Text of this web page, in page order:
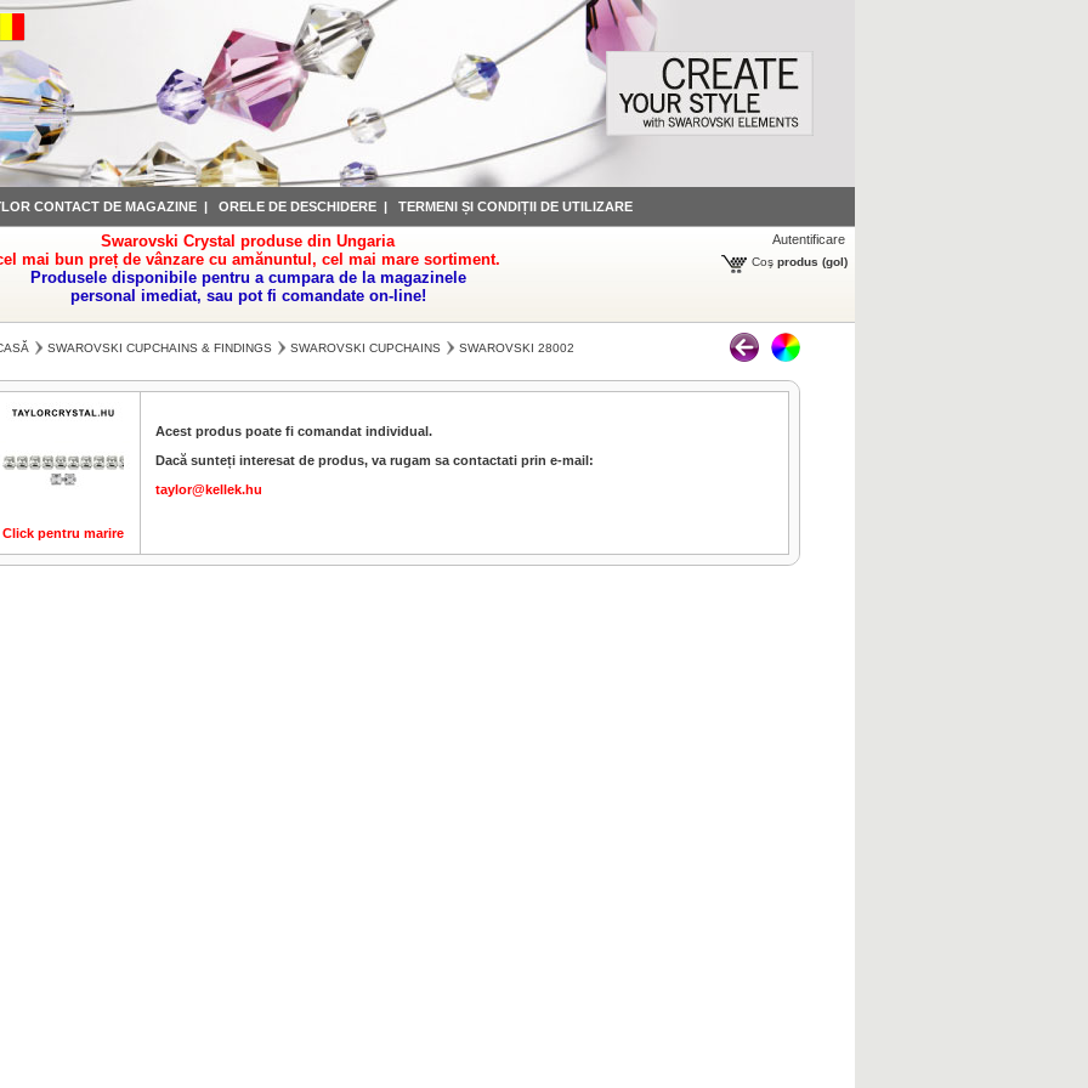
CONTACT DE MAGAZINE | ORELE DE DESCHIDERE | TERMENI ȘI CONDIȚII DE UTILIZARE
Swarovski Crystal produse din Ungaria
mai bun preț de vânzare cu amănuntul, cel mai mare sortiment.
Produsele disponibile pentru a cumpara de la magazinele
personal imediat, sau pot fi comandate on-line!
Autentificare
Coş produs (gol)
SWAROVSKI CUPCHAINS & FINDINGS SWAROVSKI CUPCHAINS SWAROVSKI 28002
Click pentru marire
Acest produs poate fi comandat individual.
Dacă sunteți interesat de produs, va rugam sa contactati prin e-mail:
taylor@kellek.hu